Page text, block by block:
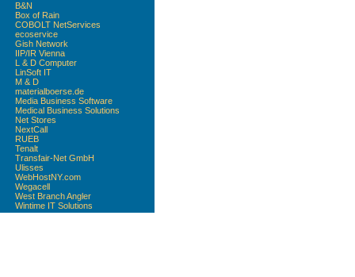
B&N
Box of Rain
COBOLT NetServices
ecoservice
Gish Network
IIP/IR Vienna
L & D Computer
LinSoft IT
M & D
materialboerse.de
Media Business Software
Medical Business Solutions
Net Stores
NextCall
RUEB
Tenalt
Transfair-Net GmbH
Ulisses
WebHostNY.com
Wegacell
West Branch Angler
Wintime IT Solutions